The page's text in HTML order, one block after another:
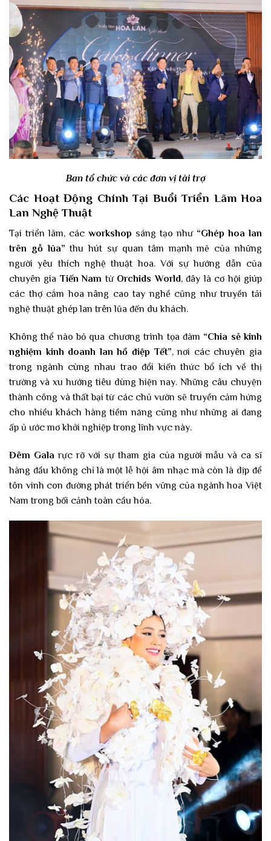
Ban tổ chức và các đơn vị tài trợ
Các Hoạt Động Chính Tại Buổi Triển Lãm Hoa
Lan Nghệ Thuật
Tại triển lãm, các workshop sáng tạo như “Ghép hoa lan
trên gỗ lũa” thu hút sự quan tâm mạnh mẽ của những
người yêu thích nghệ thuật hoa. Với sự hướng dẫn của
chuyên gia Tiến Nam từ Orchids World, đây là cơ hội giúp
các thợ cắm hoa nâng cao tay nghề cũng như truyền tải
nghệ thuật ghép lan trên lũa đến du khách.
Không thể nào bỏ qua chương trình tọa đàm “Chia sẻkinh
nghiệm kinh doanh lan hồ điệp Tết”, nơi các chuyên gia
trong ngành cùng nhau trao đổi kiến thức bổ ích về thị
trường và xu hướng tiêu dùng hiện nay. Những câu chuyện
thành công và thất bại từ các chủ vườn sẽ truyền cảm hứng
cho nhiều khách hàng tiềm năng cũng như những ai đang
ấp ủ ước mơ khởi nghiệp trong lĩnh vực này.
Đêm Gala rực rỡ với sự tham gia của người mẫu và ca sĩ
hàng đầu không chỉ là một lễ hội âm nhạc mà còn là dịp để
tôn vinh con đường phát triển bền vững của ngành hoa Việt
Nam trong bối cảnh toàn cầu hóa.